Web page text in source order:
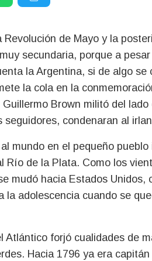
secundaria, porque a
la Argentina, si de algo
la cola en la
Brown militó del
seguidores, condenaran al
mundo en el pequeño
Río de la Plata. Como los
mudó hacia Estados
la adolescencia cuando se
Atlántico forjó cualidades de
Hacia 1796 ya era